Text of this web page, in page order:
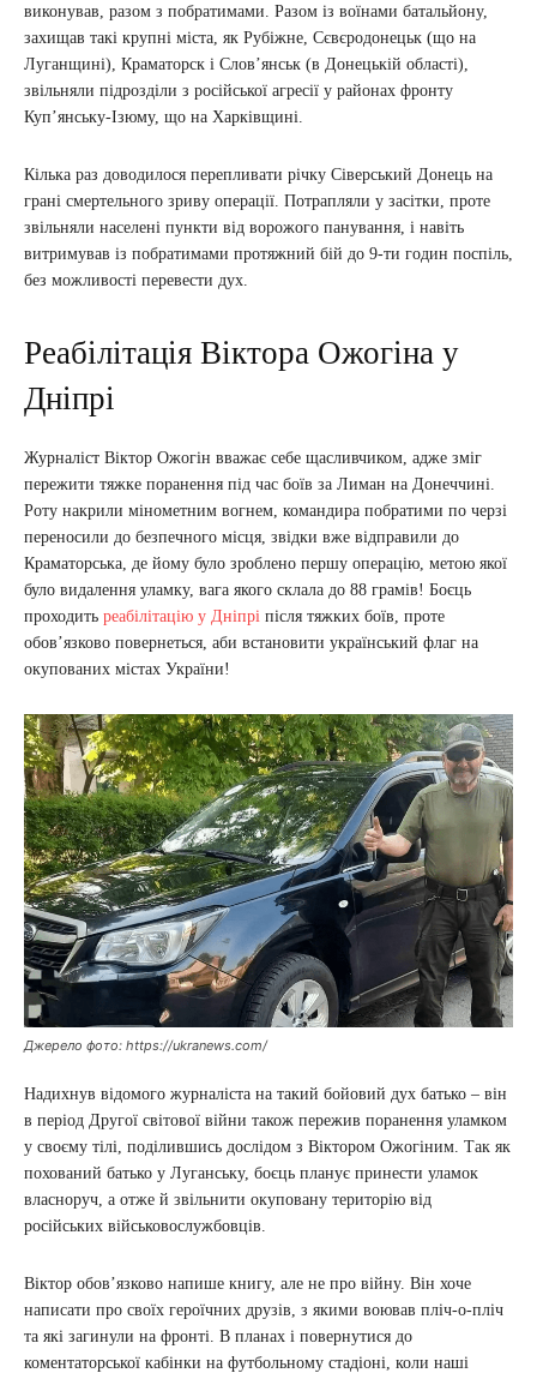
виконував, разом з побратимами. Разом із воїнами батальйону,
захищав такі крупні міста, як Рубіжне, Сєвєродонецьк (що на
Луганщині), Краматорск і Слов’янськ (в Донецькій області),
звільняли підрозділи з російської агресії у районах фронту
Куп’янську-Ізюму, що на Харківщині.
Кілька раз доводилося перепливати річку Сіверський Донець на
грані смертельного зриву операції. Потрапляли у засітки, проте
звільняли населені пункти від ворожого панування, і навіть
витримував із побратимами протяжний бій до 9-ти годин поспіль,
без можливості перевести дух.
Реабілітація Віктора Ожогіна у
Дніпрі
Журналіст Віктор Ожогін вважає себе щасливчиком, адже зміг
пережити тяжке поранення під час боїв за Лиман на Донеччині.
Роту накрили мінометним вогнем, командира побратими по черзі
переносили до безпечного місця, звідки вже відправили до
Краматорська, де йому було зроблено першу операцію, метою якої
було видалення уламку, вага якого склала до 88 грамів! Боєць
проходить реабілітацію у Дніпрі після тяжких боїв, проте
обов’язково повернеться, аби встановити український флаг на
окупованих містах України!
Джерело фото: https://ukranews.com/
Надихнув відомого журналіста на такий бойовий дух батько – він
в період Другої світової війни також пережив поранення уламком
у своєму тілі, поділившись дослідом з Віктором Ожогіним. Так як
похований батько у Луганську, боєць планує принести уламок
власноруч, а отже й звільнити окуповану територію від
російських військовослужбовців.
Віктор обов’язково напише книгу, але не про війну. Він хоче
написати про своїх героїчних друзів, з якими воював пліч-о-пліч
та які загинули на фронті. В планах і повернутися до
коментаторської кабінки на футбольному стадіоні, коли наші